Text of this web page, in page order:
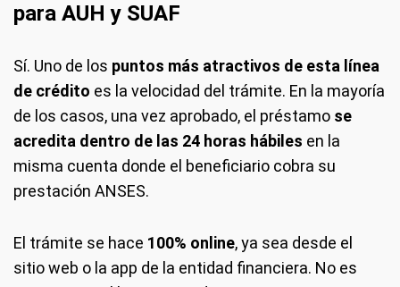
para AUH y SUAF
Sí. Uno de los puntos más atractivos de esta línea
de crédito es la velocidad del trámite. En la mayoría
de los casos, una vez aprobado, el préstamo se
acredita dentro de las 24 horas hábiles en la
misma cuenta donde el beneficiario cobra su
prestación ANSES.
El trámite se hace 100% online, ya sea desde el
sitio web o la app de la entidad financiera. No es